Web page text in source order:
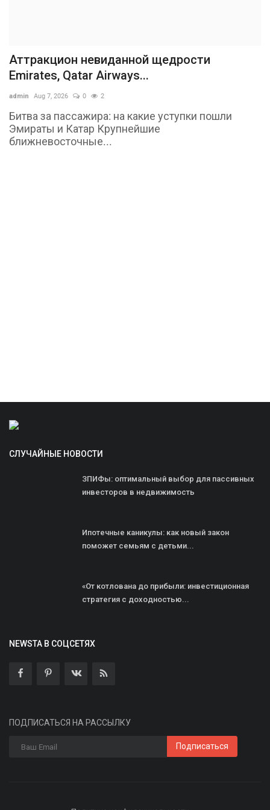
Аттракцион невиданной щедрости
Emirates, Qatar Airways...
admin Aug 7, 2026 0 2
Битва за пассажира: на какие уступки пошли
Эмираты и Катар Крупнейшие
ближневосточные...
СЛУЧАЙНЫЕ НОВОСТИ
ЗПИФы: оптимальный выбор для пассивных
инвесторов в недвижимость
Ипотечные каникулы: как новый закон
поможет семьям с детьми...
«От котлована до прибыли: инвестиционная
стратегия с доходностью...
NEWSTA В СОЦСЕТЯХ
ПОДПИСАТЬСЯ НА РАССЫЛКУ
Подписаться